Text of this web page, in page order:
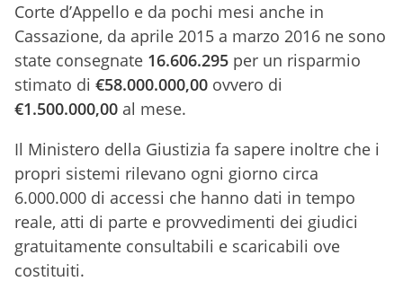
Corte d’Appello e da pochi mesi anche in
Cassazione, da aprile 2015 a marzo 2016 ne sono
state consegnate 16.606.295 per un risparmio
stimato di €58.000.000,00 ovvero di
€1.500.000,00 al mese.
Il Ministero della Giustizia fa sapere inoltre che i
propri sistemi rilevano ogni giorno circa
6.000.000 di accessi che hanno dati in tempo
reale, atti di parte e provvedimenti dei giudici
gratuitamente consultabili e scaricabili ove
costituiti.